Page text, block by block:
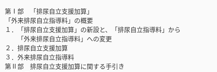
第Ⅰ部 「排尿自立支援加算」
「外来排尿自立指導料」の概要
１．「排尿自立支援加算」の新設と、「排尿自立指導料」から
「外来排尿自立指導料」への変更
２．排尿自立支援加算
３．外来排尿自立指導料
第Ⅱ部 排尿自立支援加算に関する手引き